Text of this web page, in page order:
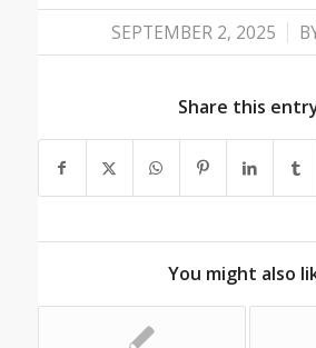
SEPTEMBER 2, 2025
/
Share this
You might also